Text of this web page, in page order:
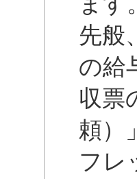
先般
の給
収票
頼）
フレ